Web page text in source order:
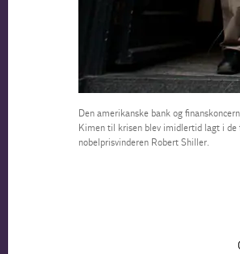
Den amerikanske bank og
Kimen til krisen blev imidlertid lagt i
nobelprisvinderen Robert Shiller.